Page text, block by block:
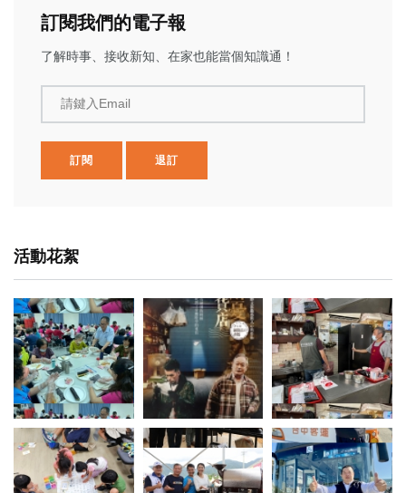
訂閱我們的電子報
了解時事、接收新知、在家也能當個知識通！
請鍵入Email
訂閱 退訂
活動花絮